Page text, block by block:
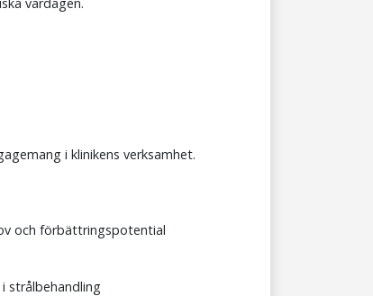
i klinikens verksamhet.
och förbättringspotential
strålbehandling